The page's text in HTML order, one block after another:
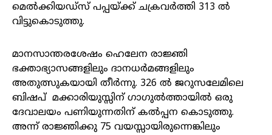
മെൽക്കിയഡ്സ് പപ്പയ്ക്ക് ചക്രവർത്തി 313 ൽ
വിട്ടുകൊടുത്തു.
മാനസാന്തരശേഷം ഹെലേന രാജ്ഞി
ഭക്താഭ്യാസങ്ങളിലും ദാനധർമങ്ങളിലും
അതുത്സുകയായി തീർന്നു. 326 ൽ ജറുസലേമിലെ
ബിഷപ് മക്കാരിയുസ്സിന് ഗാഗുൽത്തായിൽ ഒരു
ദേവാലയം പണിയുന്നതിന് കൽപ്പന കൊടുത്തു.
അന്ന് രാജ്ഞിക്കു 75 വയസ്സായിരുന്നെങ്കിലും